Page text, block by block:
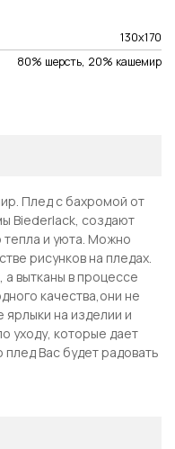
130х170
80% шерсть, 20% кашемир
Плед с бахромой от
Biederlack, создают
и уюта. Можно
рисунков на пледах.
а вытканы в процессе
качества,они не
ярлыки на изделии и
уходу, которые дает
Вас будет радовать